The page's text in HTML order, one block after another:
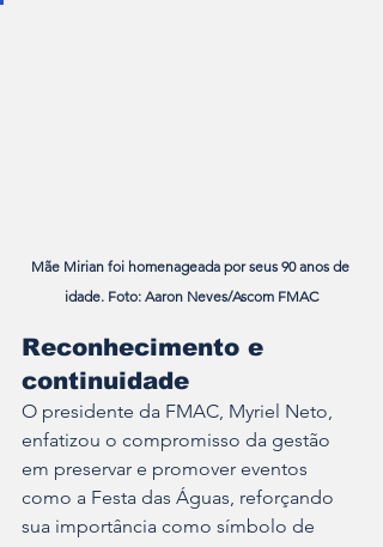
Mãe Mirian foi homenageada por seus 90 anos de
idade. Foto: Aaron Neves/Ascom FMAC
Reconhecimento e
continuidade
O presidente da FMAC, Myriel Neto,
enfatizou o compromisso da gestão
em preservar e promover eventos
como a Festa das Águas, reforçando
sua importância como símbolo de